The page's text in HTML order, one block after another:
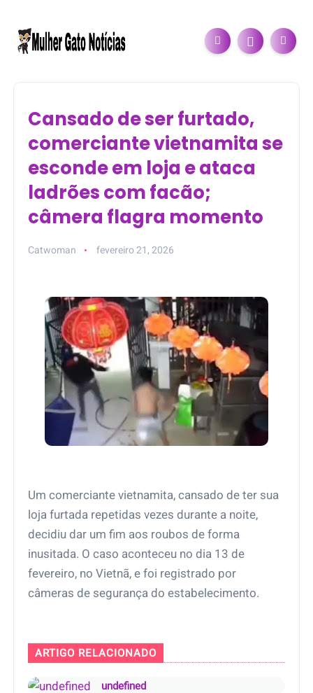
Cansado de ser furtado,
comerciante vietnamita se
esconde em loja e ataca
ladrões com facão;
câmera flagra momento
Catwoman fevereiro 21, 2026
Um comerciante vietnamita, cansado de ter sua
loja furtada repetidas vezes durante a noite,
decidiu dar um fim aos roubos de forma
inusitada. O caso aconteceu no dia 13 de
fevereiro, no Vietnã, e foi registrado por
câmeras de segurança do estabelecimento.
ARTIGO RELACIONADO
undefined